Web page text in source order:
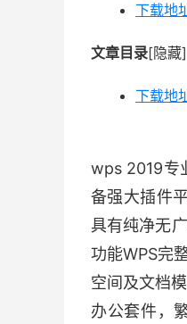
下载地
文章目录[隐藏]
下载地
wps 2019专
备强大插件
具有纯净无
功能WPS完
空间及文档
办公套件，